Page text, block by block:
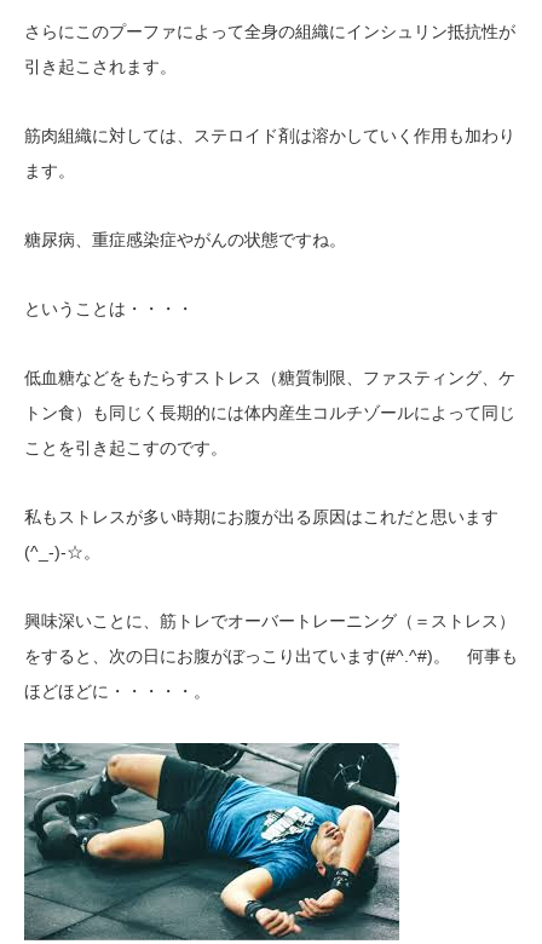
さらにこのプーファによって全身の組織にインシュリン抵抗性が
引き起こされます。
筋肉組織に対しては、ステロイド剤は溶かしていく作用も加わり
ます。
糖尿病、重症感染症やがんの状態ですね。
ということは・・・・
低血糖などをもたらすストレス（糖質制限、ファスティング、ケ
トン食）も同じく長期的には体内産生コルチゾールによって同じ
ことを引き起こすのです。
私もストレスが多い時期にお腹が出る原因はこれだと思います
(^_-)-☆。
興味深いことに、筋トレでオーバートレーニング（＝ストレス）
をすると、次の日にお腹がぼっこり出ています(#^.^#)。 何事も
ほどほどに・・・・・。